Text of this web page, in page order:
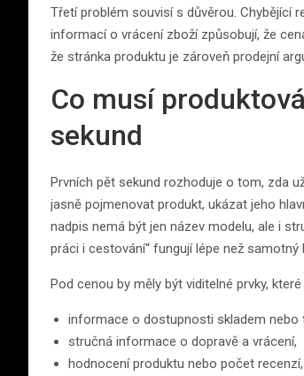
Třetí problém souvisí s důvěrou. Chybějící
informací o vrácení zboží způsobují, že
že stránka produktu je zároveň prodejní
Co musí
sekund
Prvních pět sekund rozhoduje o tom, zda
jasně pojmenovat produkt, ukázat jeho
nadpis nemá být jen název modelu, ale i
práci i cestování“ fungují lépe než samotný
Pod cenou by měly být viditelné prvky,
informace o dostupnosti skladem nebo
stručná informace o dopravě a vrácení,
hodnocení produktu nebo počet recenzí,